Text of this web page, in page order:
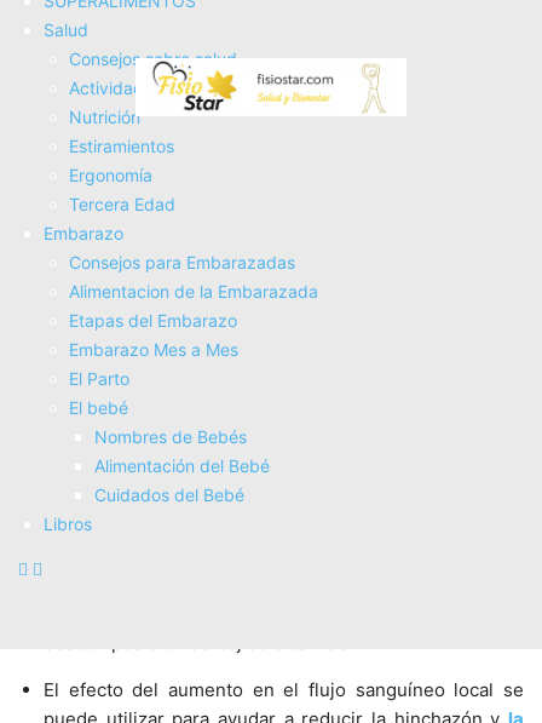
Salud
Consejos sobre salud
Actividad Fí­sica
Nutrición
Estiramientos
Ergonomí­a
Tercera Edad
Embarazo
Consejos para Embarazadas
Alimentacion de la Embarazada
Etapas del Embarazo
Embarazo Mes a Mes
El Parto
El bebé
Nombres de Bebés
Alimentación del Bebé
Cuidados del Bebé
Libros
calentamiento profundo a nivel local, aunque por lo
general no hay sensación de calor.
EN SITUACIONES EN LAS QUE UN
EFECTO DE CALENTAMIENTO NO ES
DESEABLE, TAL COMO
FRESCA CON LA INFLAMACIÓN
AGUDA, EL ULTRASONIDO PUEDE
SER PULSADO EN LUGAR DE
TRANSMITIRSE DE FORMA
CONTINUA
Efectos del ultrasonido
El ultrasonido puede producir muchos efectos que no son
sólo el efecto de calentamiento potencial.
El efecto del aumento en el flujo sanguí­neo local se